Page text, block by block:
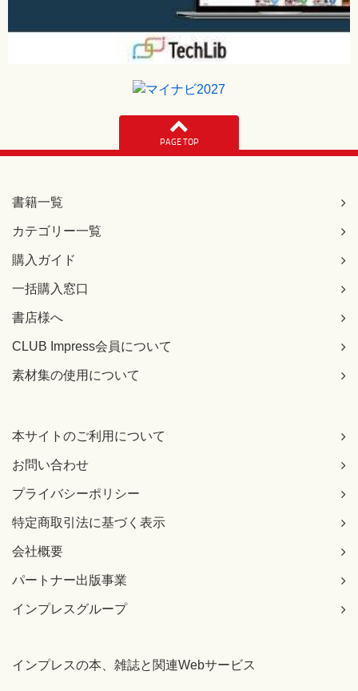
PAGE TOP
書籍一覧
カテゴリー一覧
購入ガイド
一括購入窓口
書店様へ
CLUB Impress会員について
素材集の使用について
本サイトのご利用について
お問い合わせ
プライバシーポリシー
特定商取引法に基づく表示
会社概要
パートナー出版事業
インプレスグループ
インプレスの本、雑誌と関連Webサービス